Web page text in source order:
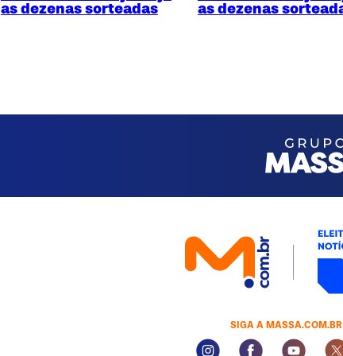
as dezenas sorteadas as dezenas
SIGA A MASSA.COM.BR
Instagram Social
Facebook